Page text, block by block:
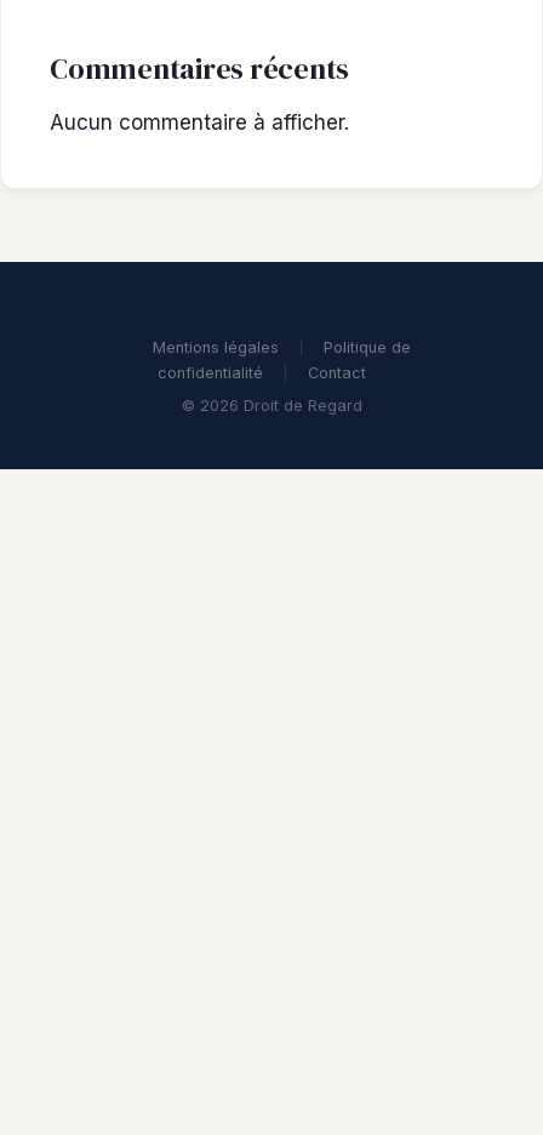
Commentaires récents
Aucun commentaire à afficher.
Mentions légales
Politique de
confidentialité
Contact
© 2026 Droit de Regard